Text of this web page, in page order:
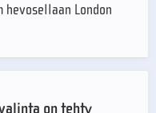
London
on tehty